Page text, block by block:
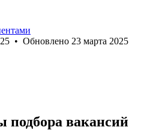
• Обновлено 23 марта 2025
вакансий